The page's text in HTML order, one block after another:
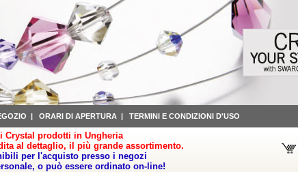
| ORARI DI APERTURA | TERMINI E CONDIZIONI D'USO
Crystal prodotti in Ungheria
al dettaglio, il più grande assortimento.
per l'acquisto presso i negozi
o può essere ordinato on-line!